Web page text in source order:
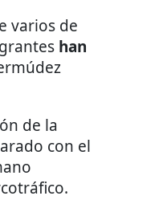
varios de
han
de la
con el